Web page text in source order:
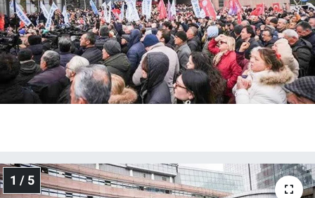
1 / 5
Ekonomi
Forum
Gerçeğin İzinde
Gün Bitiyor